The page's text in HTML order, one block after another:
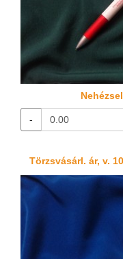
-
Törzsvásárl. ár, v.